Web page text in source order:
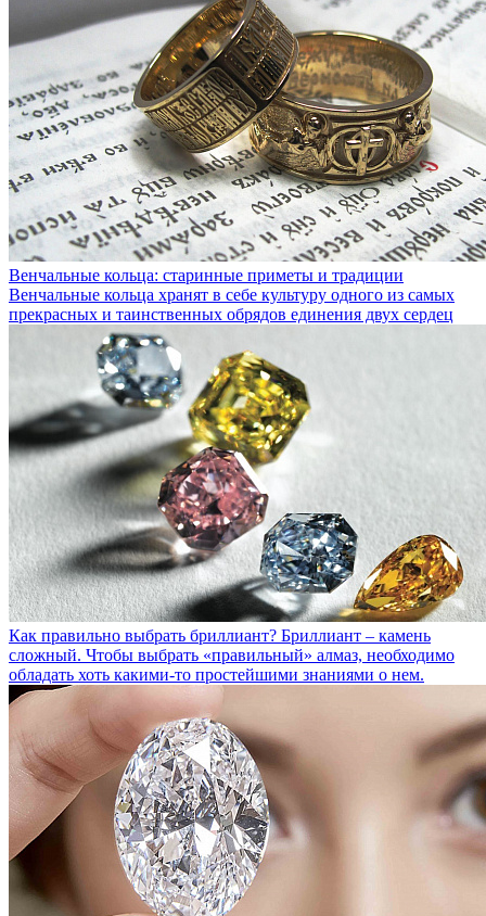
Венчальные кольца: старинные приметы и традиции
Венчальные кольца хранят в себе культуру одного из самых
прекрасных и таинственных обрядов единения двух сердец
Как правильно выбрать бриллиант? Бриллиант – камень
сложный. Чтобы выбрать «правильный» алмаз, необходимо
обладать хоть какими-то простейшими знаниями о нем.